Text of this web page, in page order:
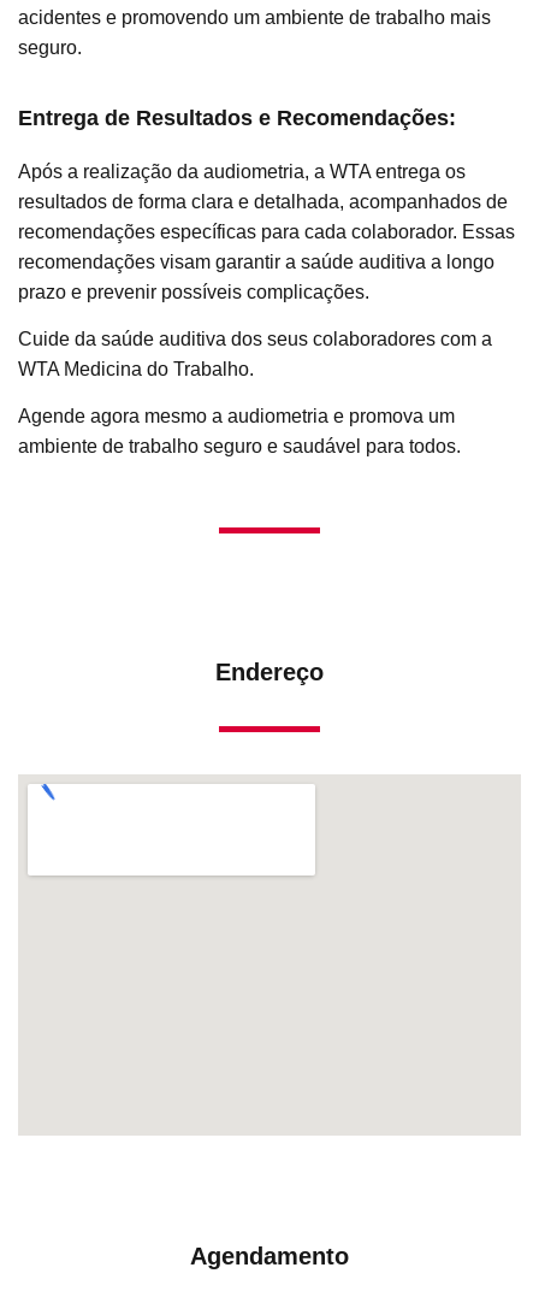
acidentes e promovendo um ambiente de trabalho mais
seguro.
Entrega de Resultados e Recomendações:
Após a realização da audiometria, a WTA entrega os
resultados de forma clara e detalhada, acompanhados de
recomendações específicas para cada colaborador. Essas
recomendações visam garantir a saúde auditiva a longo
prazo e prevenir possíveis complicações.
Cuide da saúde auditiva dos seus colaboradores com a
WTA Medicina do Trabalho.
Agende agora mesmo a audiometria e promova um
ambiente de trabalho seguro e saudável para todos.
Endereço
Agendamento